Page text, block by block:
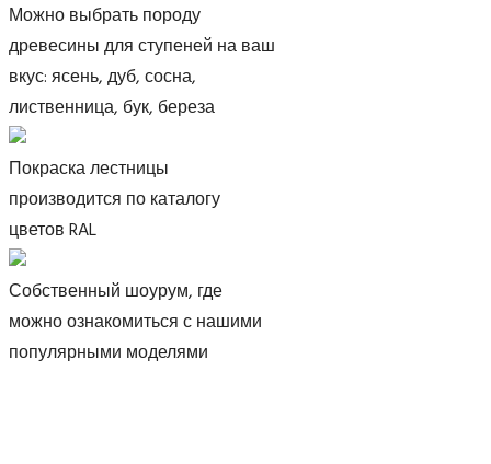
Можно выбрать породу
древесины для ступеней на ваш
вкус: ясень, дуб, сосна,
лиственница, бук, береза
Покраска лестницы
производится по каталогу
цветов RAL
Собственный шоурум, где
можно ознакомиться с нашими
популярными моделями